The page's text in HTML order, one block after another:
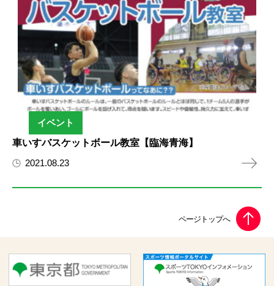
イベント
車いすバスケットボール教室【臨海青海】
2021.08.23